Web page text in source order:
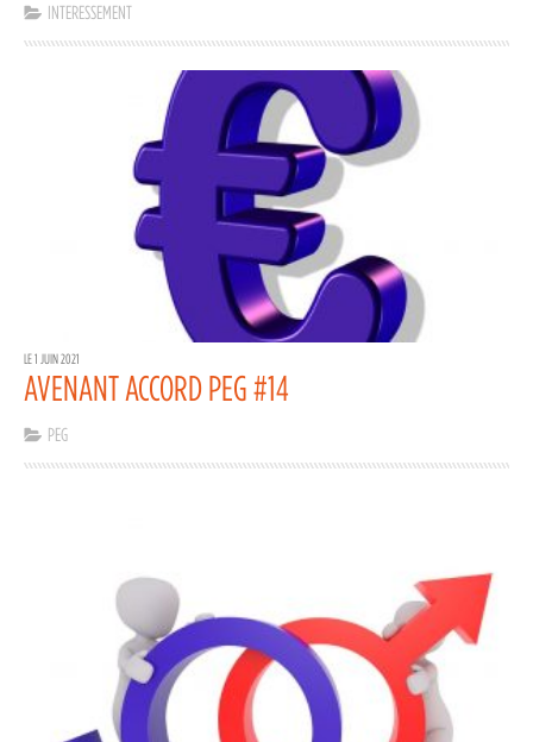
INTERESSEMENT
LE 1 JUIN 2021
AVENANT ACCORD PEG #14
PEG